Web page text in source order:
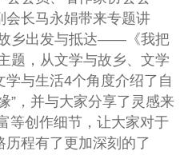
会长马永娟带来专题讲
乡出发与抵达——《我把
题，从文学与故乡、文学
与生活4个角度介绍了自
”，并与大家分享了灵感来
等创作细节，让大家对于
程有了更加深刻的了